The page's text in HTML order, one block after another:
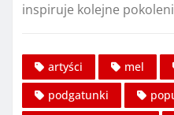
inspiruje kolejne
artyści mel
podgatunki